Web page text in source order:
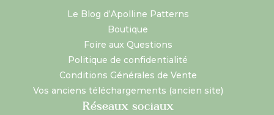
Le Blog d’Apolline Patterns
Boutique
Foire aux Questions
Politique de confidentialité
Conditions Générales de Vente
Vos anciens téléchargements (ancien site)
Réseaux sociaux